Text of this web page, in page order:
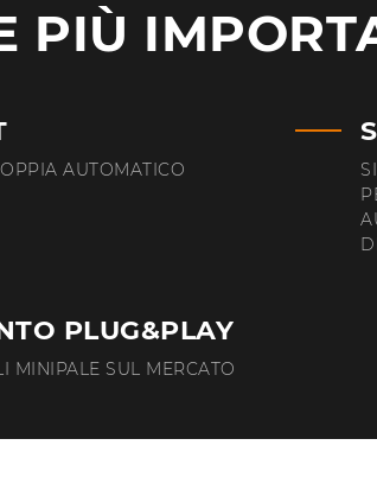
PIÙ
AUTOMATICO
PLUG&PLAY
MINIPALE SUL MERCATO